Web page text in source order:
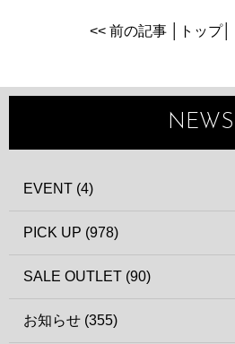
<< 前の記事 トップ│
NEWS
EVENT (4)
PICK UP (978)
SALE OUTLET (90)
お知らせ (355)